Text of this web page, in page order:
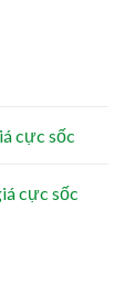
cực sốc
cực sốc